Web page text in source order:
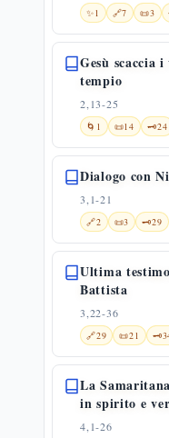
✨1 🔗7 📜3
Gesù scaccia
tempio
2,13-25
🌀 1 📜14 🗝️24
Dialogo con
3,1-21
🔗2 📜3 🗝️29
Ultima
Battista
3,22-36
🔗29 📜21 🗝️
La
in spirito e
4,1-26